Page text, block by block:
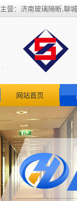
主营：济南玻璃隔断,聊
网站首页